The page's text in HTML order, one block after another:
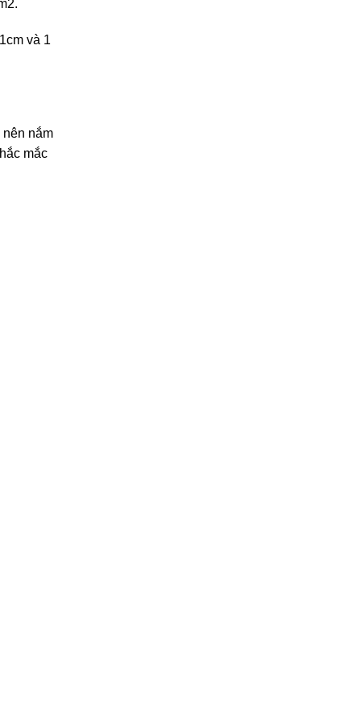
và 1
nắm
mắc